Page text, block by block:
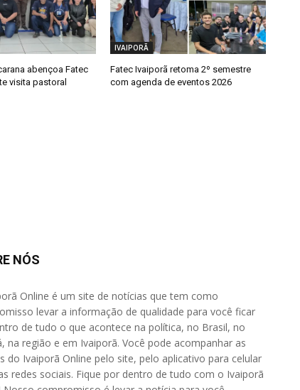
abençoa Fatec
visita pastoral
IVAIPORÃ
Fatec Ivaiporã retoma 2º semestre
com agenda de eventos 2026
NÓS
Online é um site de notícias que tem como
levar a informação de qualidade para você ficar
de tudo o que acontece na política, no Brasil, no
na região e em Ivaiporã. Você pode acompanhar as
do Ivaiporã Online pelo site, pelo aplicativo para celular
redes sociais. Fique por dentro de tudo com o Ivaiporã